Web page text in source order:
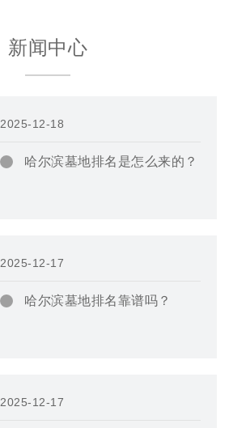
新闻中心
2025-12-18
哈尔滨墓地排名是怎么来的？
2025-12-17
哈尔滨墓地排名靠谱吗？
2025-12-17